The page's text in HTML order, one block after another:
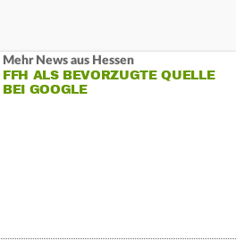
Mehr News aus Hessen
FFH ALS BEVORZUGTE QUELLE
BEI GOOGLE